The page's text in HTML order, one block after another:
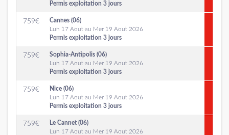
Permis exploitation 3 jours
759€
Cannes (06)
Lun 17 Aout au Mer 19 Aout 2026
Permis exploitation 3 jours
759€
Sophia-Antipolis (06)
Lun 17 Aout au Mer 19 Aout 2026
Permis exploitation 3 jours
759€
Nice (06)
Lun 17 Aout au Mer 19 Aout 2026
Permis exploitation 3 jours
759€
Le Cannet (06)
Lun 17 Aout au Mer 19 Aout 2026